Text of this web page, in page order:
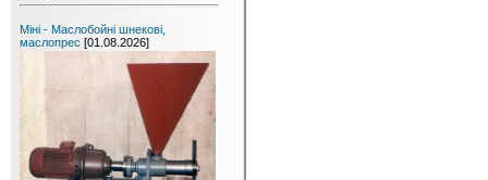
Міні - Маслобойні шнекові,
маслопрес [01.08.2026]